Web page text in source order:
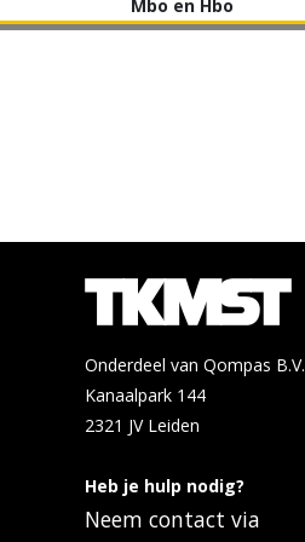
Mbo en Hbo
Onderdeel van Qompas B.V.
Kanaalpark 144
2321 JV Leiden
Heb je hulp nodig?
Neem contact via